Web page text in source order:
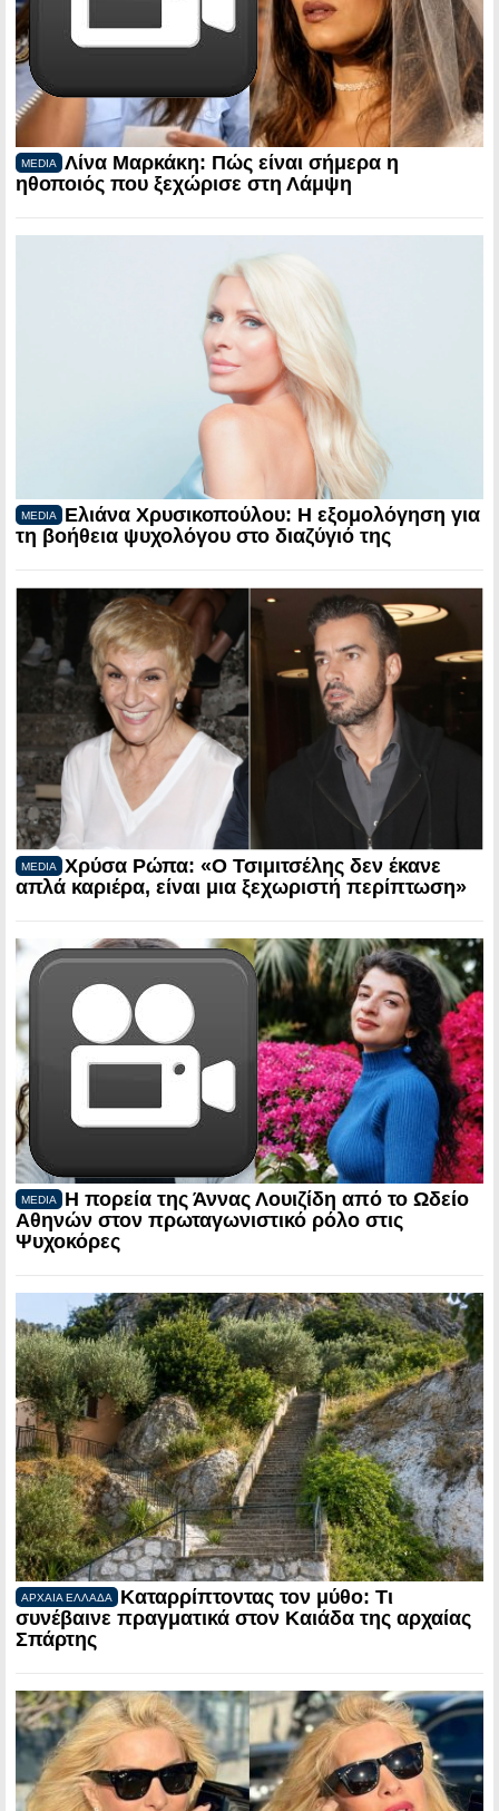
MEDIA
Λίνα Μαρκάκη: Πώς είναι σήμερα η
ηθοποιός που ξεχώρισε στη Λάμψη
MEDIA
Ελιάνα Χρυσικοπούλου: Η εξομολόγηση για
τη βοήθεια ψυχολόγου στο διαζύγιό της
MEDIA
Χρύσα Ρώπα: «Ο Τσιμιτσέλης δεν έκανε
απλά καριέρα, είναι μια ξεχωριστή περίπτωση»
MEDIA
Η πορεία της Άννας Λουιζίδη από το Ωδείο
Αθηνών στον πρωταγωνιστικό ρόλο στις
Ψυχοκόρες
ΑΡΧΑΙΑ ΕΛΛΑΔΑ
Καταρρίπτοντας τον μύθο: Τι
συνέβαινε πραγματικά στον Καιάδα της αρχαίας
Σπάρτης